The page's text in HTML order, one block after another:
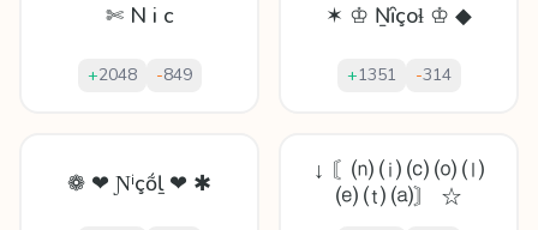
✄ N i c
+2048 -849
✶ ♔ Ṉȋçoɬ ♔ ◆
+1351 -314
❁ ❤ Ɲⁱçṍḻ ❤ ✱
↓ 〘⒩ ⒤ ⒞ ⒪ ⒧
⒠ ⒯ ⒜〙 ☆